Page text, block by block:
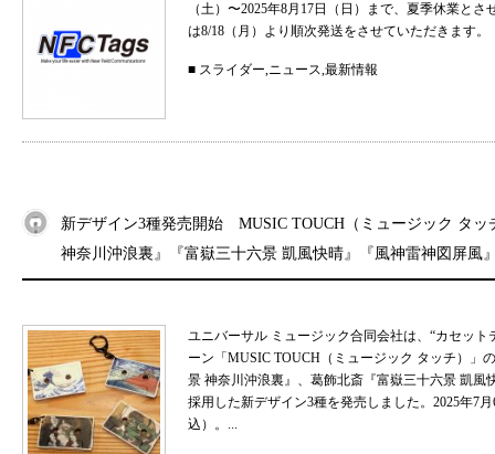
（土）〜2025年8月17日（日）まで、夏季休業と
は8/18（月）より順次発送をさせていただきま
■ スライダー,ニュース,最新情報
新デザイン3種発売開始 MUSIC TOUCH（ミュージック タッ
神奈川沖浪裏』『富嶽三十六景 凱風快晴』『風神雷神図屏風
ユニバーサル ミュージック合同会社は、“カセッ
ーン「MUSIC TOUCH（ミュージック タッチ）」
景 神奈川沖浪裏』、葛飾北斎『富嶽三十六景 凱
採用した新デザイン3種を発売しました。2025年7
込）。...